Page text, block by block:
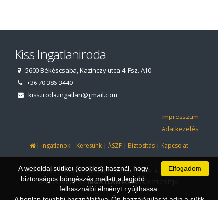
Kiss Ingatlaniroda
5600 Békéscsaba, Kazinczy utca 4. Fsz. A10
+36 70 386-3440
kiss.iroda.ingatlan@gmail.com
Impresszum
Adatkezelés
| Ingatlanok | Keresünk | ÁSZF | Biztosítás | Kapcsolat
© 1997 - 2026 AZ INGATLANIRODA WEBOLDALÁT ÉS ÜGYVITELI
RENDSZERÉT AZINGATLANFORRÁSBIZTOSÍTJA.
Elfogadom
A weboldal sütiket (cookies) használ, hogy
biztonságos böngészés mellett a legjobb
felhasználói élményt nyújthassa.